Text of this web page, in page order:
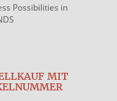
Possibilities in
MIT